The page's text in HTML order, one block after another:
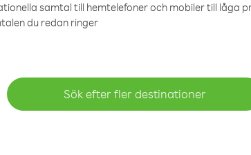
samtal till hemtelefoner och mobiler till låga
du redan ringer
Sök efter fler destinationer